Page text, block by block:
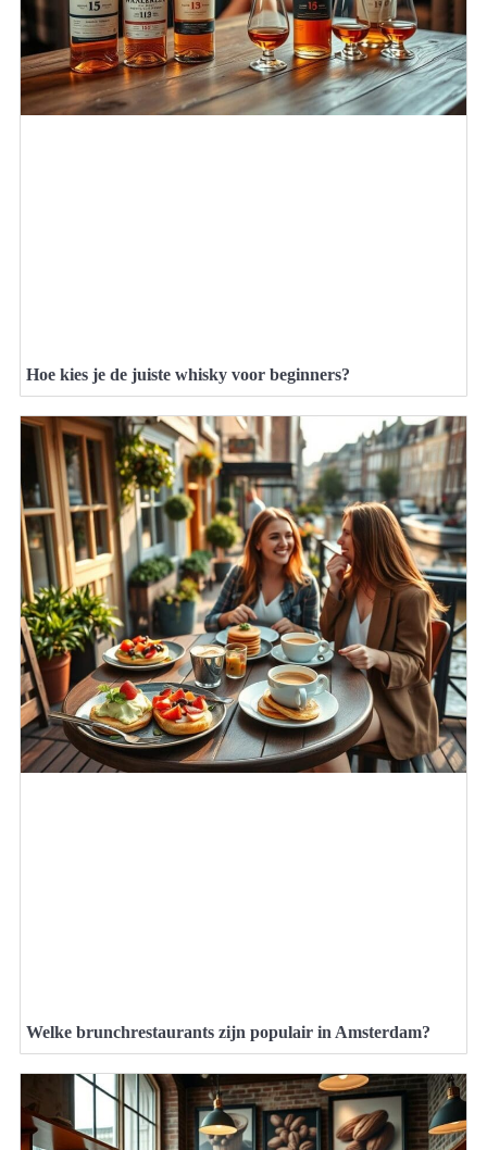
Hoe kies je de juiste whisky voor beginners?
Welke brunchrestaurants zijn populair in Amsterdam?